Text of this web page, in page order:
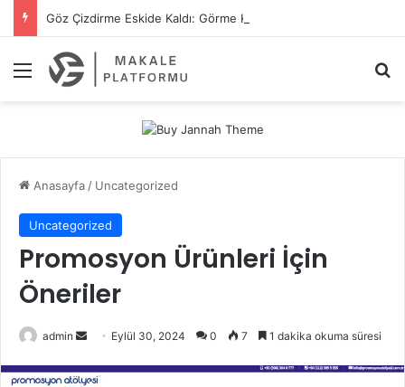
Menü
Anasayfa/ Uncategorized
Uncategorized
Promosyon Ürünleri İçin
Öneriler
admin
Bir
posta
Eylül 30, 2024 0 7 1 dakika okuma süresi